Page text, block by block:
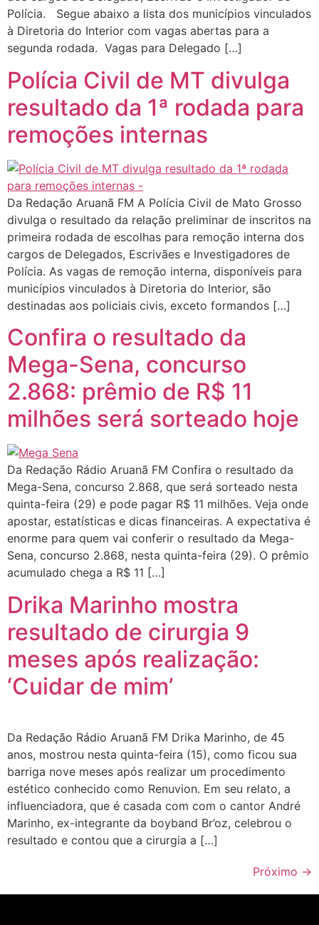
Polícia. Segue abaixo a lista dos municípios vinculados
à Diretoria do Interior com vagas abertas para a
segunda rodada. Vagas para Delegado […]
Polícia Civil de MT divulga
resultado da 1ª rodada para
remoções internas
Da Redação Aruanã FM A Polícia Civil de Mato Grosso
divulga o resultado da relação preliminar de inscritos na
primeira rodada de escolhas para remoção interna dos
cargos de Delegados, Escrivães e Investigadores de
Polícia. As vagas de remoção interna, disponíveis para
municípios vinculados à Diretoria do Interior, são
destinadas aos policiais civis, exceto formandos […]
Confira o resultado da
Mega-Sena, concurso
2.868: prêmio de R$ 11
milhões será sorteado hoje
Da Redação Rádio Aruanã FM Confira o resultado da
Mega-Sena, concurso 2.868, que será sorteado nesta
quinta-feira (29) e pode pagar R$ 11 milhões. Veja onde
apostar, estatísticas e dicas financeiras. A expectativa é
enorme para quem vai conferir o resultado da Mega-
Sena, concurso 2.868, nesta quinta-feira (29). O prêmio
acumulado chega a R$ 11 […]
Drika Marinho mostra
resultado de cirurgia 9
meses após realização:
‘Cuidar de mim’
Da Redação Rádio Aruanã FM Drika Marinho, de 45
anos, mostrou nesta quinta-feira (15), como ficou sua
barriga nove meses após realizar um procedimento
estético conhecido como Renuvion. Em seu relato, a
influenciadora, que é casada com com o cantor André
Marinho, ex-integrante da boyband Br’oz, celebrou o
resultado e contou que a cirurgia a […]
Próximo →